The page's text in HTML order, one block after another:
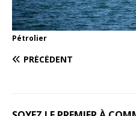
Pétrolier
PRÉCÉDENT